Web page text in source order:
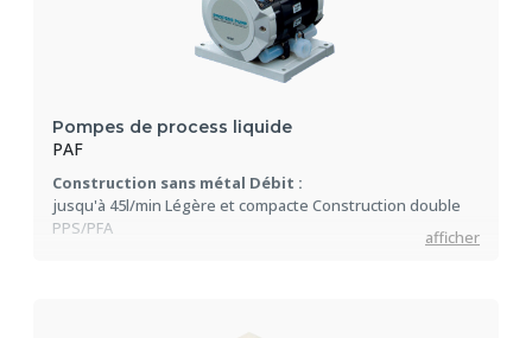
Pompes de process liquide
PAF
Construction sans métal Débit :
jusqu'à 45l/min Légère et compacte Construction double
PPS/PFA
afficher